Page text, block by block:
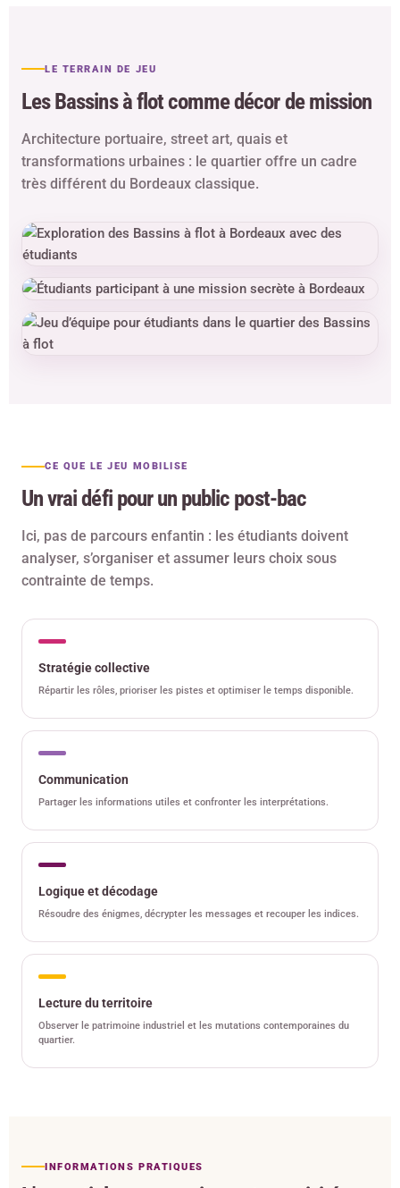
LE TERRAIN DE JEU
Les Bassins à flot comme décor de mission
Architecture portuaire, street art, quais et
transformations urbaines : le quartier offre un cadre
très différent du Bordeaux classique.
CE QUE LE JEU MOBILISE
Un vrai défi pour un public post-bac
Ici, pas de parcours enfantin : les étudiants doivent
analyser, s’organiser et assumer leurs choix sous
contrainte de temps.
Stratégie collective
Répartir les rôles, prioriser les pistes et optimiser le temps disponible.
Communication
Partager les informations utiles et confronter les interprétations.
Logique et décodage
Résoudre des énigmes, décrypter les messages et recouper les indices.
Lecture du territoire
Observer le patrimoine industriel et les mutations contemporaines du
quartier.
INFORMATIONS PRATIQUES